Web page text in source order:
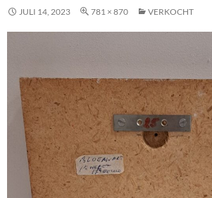
JULI 14, 2023 781 × 870 VERKOCHT